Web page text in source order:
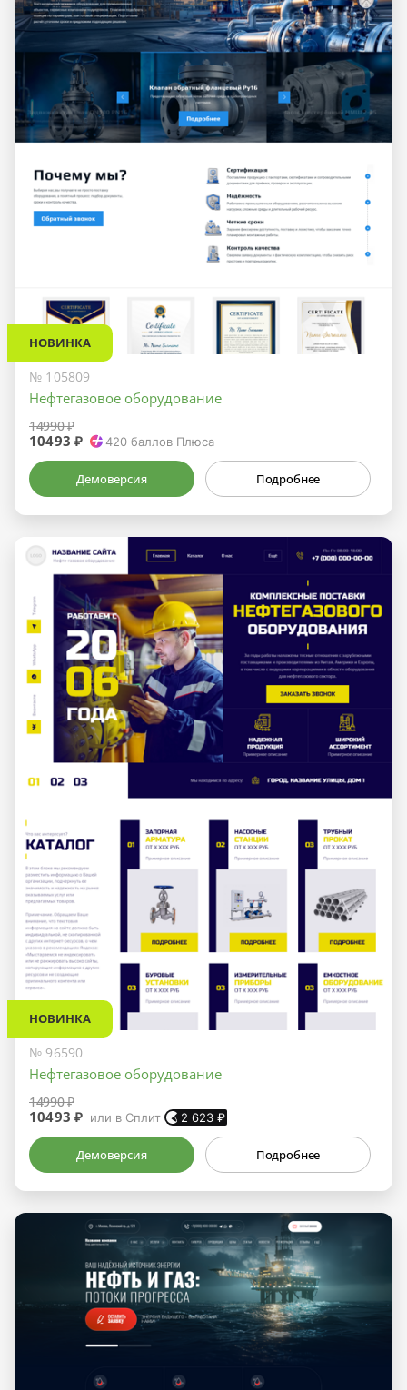
НОВИНКА
№ 105809
Нефтегазовое оборудование
14990 ₽
10493 ₽ 420 баллов Плюса
Демоверсия Подробнее
НОВИНКА
№ 96590
Нефтегазовое оборудование
14990 ₽
10493 ₽ или в Сплит 2 623 ₽
Демоверсия Подробнее